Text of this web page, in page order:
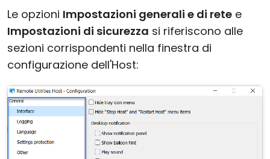
Le opzioni Impostazioni generali e di rete e
Impostazioni di sicurezza si riferiscono alle
sezioni corrispondenti nella finestra di
configurazione dell'Host: